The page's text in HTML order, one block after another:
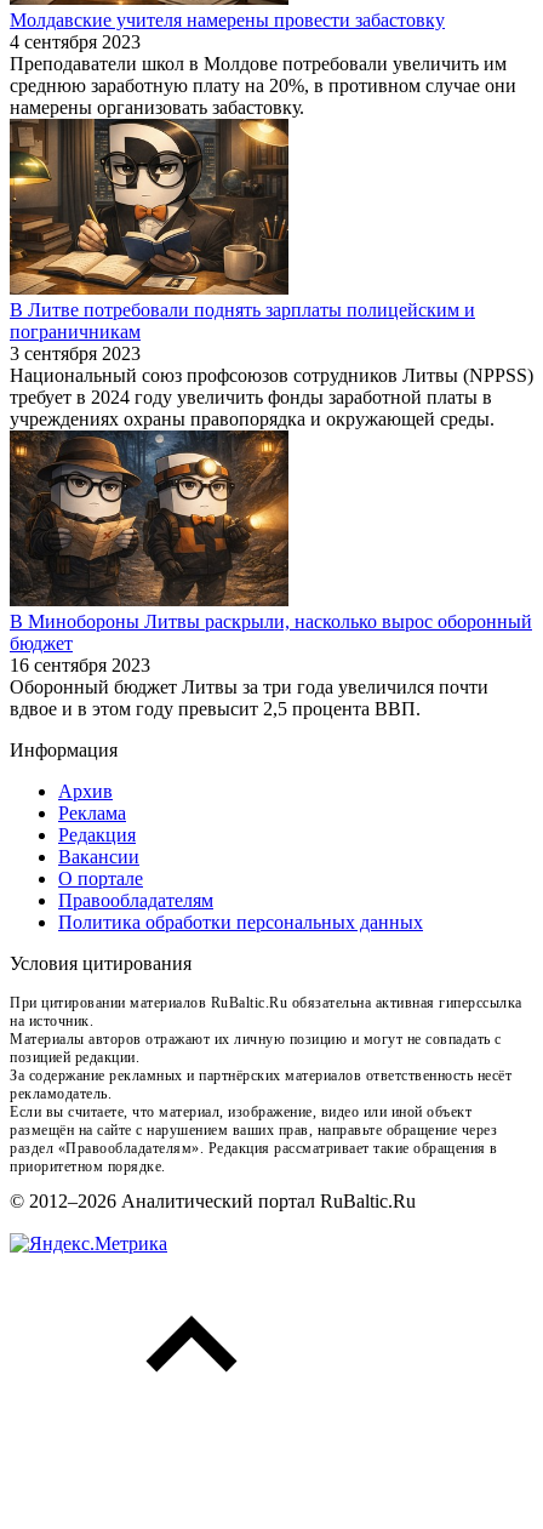
Молдавские учителя намерены провести забастовку
4 сентября 2023
Преподаватели школ в Молдове потребовали увеличить им
среднюю заработную плату на 20%, в противном случае они
намерены организовать забастовку.
В Литве потребовали поднять зарплаты полицейским и
пограничникам
3 сентября 2023
Национальный союз профсоюзов сотрудников Литвы (NPPSS)
требует в 2024 году увеличить фонды заработной платы в
учреждениях охраны правопорядка и окружающей среды.
В Минобороны Литвы раскрыли, насколько вырос оборонный
бюджет
16 сентября 2023
Оборонный бюджет Литвы за три года увеличился почти
вдвое и в этом году превысит 2,5 процента ВВП.
Информация
Архив
Реклама
Редакция
Вакансии
О портале
Правообладателям
Политика обработки персональных данных
Условия цитирования
При цитировании материалов RuBaltic.Ru обязательна активная гиперссылка
на источник.
Материалы авторов отражают их личную позицию и могут не совпадать с
позицией редакции.
За содержание рекламных и партнёрских материалов ответственность несёт
рекламодатель.
Если вы считаете, что материал, изображение, видео или иной объект
размещён на сайте с нарушением ваших прав, направьте обращение через
раздел «Правообладателям». Редакция рассматривает такие обращения в
приоритетном порядке.
© 2012–2026 Аналитический портал RuBaltic.Ru